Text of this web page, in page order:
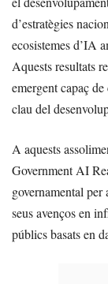
d’estratègies
ecosistemes d’IA
Aquests resultats
emergent capaç
clau del
A aquests
Government AI
governamental
seus avenços en
públics basats en